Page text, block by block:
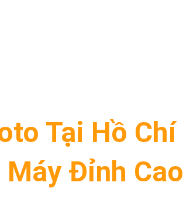
Tại Hồ
Máy Đỉnh Cao